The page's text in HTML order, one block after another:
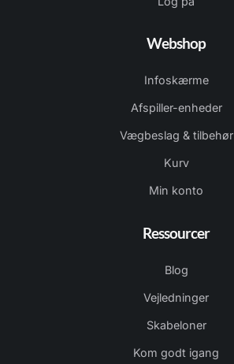
Webshop
Infoskærme
Afspiller-enheder
Vægbeslag & tilbehør
Kurv
Min konto
Ressourcer
Blog
Vejledninger
Skabeloner
Kom godt igang